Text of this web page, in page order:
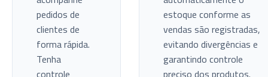
pedidos de
clientes de
forma rápida.
Tenha
estoque conforme as
vendas são registradas,
evitando divergências e
garantindo controle